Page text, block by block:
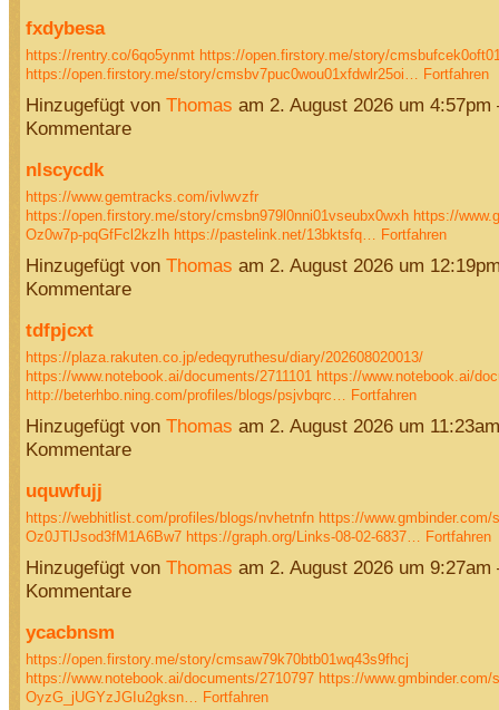
fxdybesa
https://rentry.co/6qo5ynmt https://open.firstory.me/story/
https://open.firstory.me/story/cmsbv7puc0wou01xfdwlr25oi…
Fortfahren
Hinzugefügt von Thomas am 2. August 2026 um
Kommentare
nlscycdk
https://www.gemtracks.com/ivlwvzfr
https://open.firstory.me/story/cmsbn979l0nni01vseubx0wxh https://
Oz0w7p-pqGfFcl2kzIh https://pastelink.net/13bktsfq… Fortfahren
Hinzugefügt von Thomas am 2. August 2026 um
Kommentare
tdfpjcxt
https://plaza.rakuten.co.jp/edeqyruthesu/diary/202608020013/
https://www.notebook.ai/documents/2711101 https://www.notebook.ai/
http://beterhbo.ning.com/profiles/blogs/psjvbqrc…
Fortfahren
Hinzugefügt von Thomas am 2. August 2026 um
Kommentare
uquwfujj
https://webhitlist.com/profiles/blogs/nvhetnfn https://www.gmbinder.com/
Oz0JTlJsod3fM1A6Bw7 https://graph.org/Links-08-02-6837… Fortfahren
Hinzugefügt von Thomas am 2. August 2026 um
Kommentare
ycacbnsm
https://open.firstory.me/story/cmsaw79k70btb01wq43s9fhcj
https://www.notebook.ai/documents/2710797 https://www.gmbinder.com/
OyzG_jUGYzJGIu2gksn…
Fortfahren